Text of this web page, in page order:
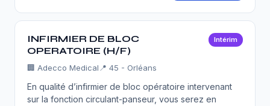
INFIRMIER DE BLOC
OPERATOIRE (H/F)
Intérim
🏢 Adecco Medical 📍 45 - Orléans
En qualité d’infirmier de bloc opératoire intervenant
sur la fonction circulant-panseur, vous serez en